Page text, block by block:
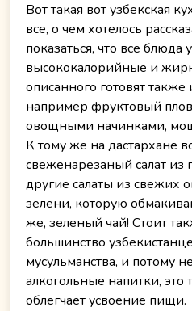
Вот такая вот узбекская
все, о чем хотелось
показаться, что все
высококалорийные и
описанного готовят
например фруктовый
овощными начинками,
К тому же на дастархане
свеженарезаный салат из
другие салаты из свежих
зелени, которую
же, зеленый чай! Стоит
большинство
мусульманства, и потому
алкогольные напитки,
облегчает усвоение пищи.